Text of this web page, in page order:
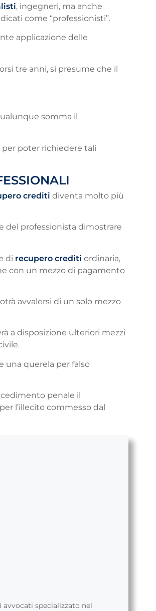
, ingegneri, ma anche
come “professionisti”.
applicazione delle
tre anni, si presume che il
somma il
per poter richiedere tali
crediti diventa molto più
del professionista dimostrare
di recupero crediti ordinaria,
con un mezzo di pagamento
avvalersi di un solo mezzo
a disposizione ulteriori mezzi
una querela per falso
penale il
l’illecito commesso dal
avvocati specializzato nel